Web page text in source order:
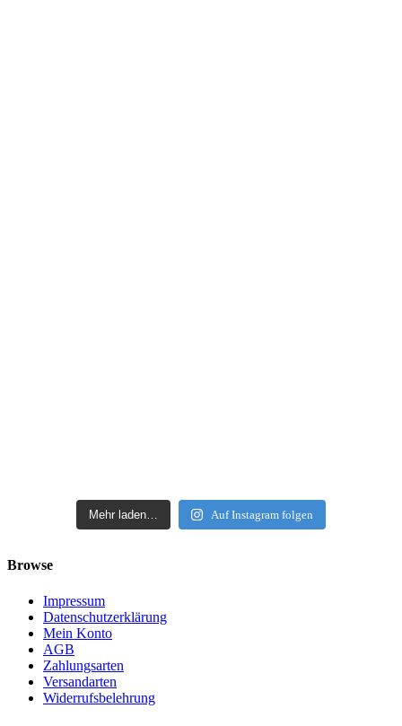
Mehr laden… Auf Instagram folgen
Browse
Impressum
Datenschutzerklärung
Mein Konto
AGB
Zahlungsarten
Versandarten
Widerrufsbelehrung